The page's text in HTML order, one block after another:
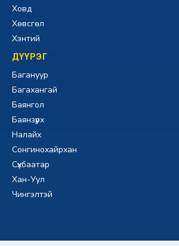
Ховд
Хөвсгөл
Хэнтий
ДҮҮРЭГ
Багануур
Багахангай
Баянгол
Баянзүрх
Налайх
Сонгинохайрхан
Сүхбаатар
Хан-Уул
Чингэлтэй